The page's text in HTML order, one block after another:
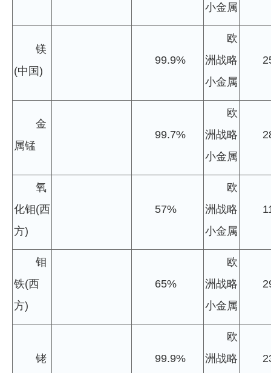
小金属
镁
(中国)
99.9%
欧
洲战略
小金属
金
属锰
99.7%
欧
洲战略
小金属
氧
化钼(西
方)
57%
欧
洲战略
小金属
钼
铁(西
方)
65%
欧
洲战略
小金属
铑 99.9%
欧
洲战略